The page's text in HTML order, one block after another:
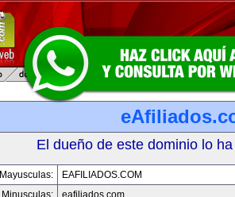
El dueño de este dominio lo
Mayusculas:
EAFILIADOS.COM
Minusculas:
eafiliados.com